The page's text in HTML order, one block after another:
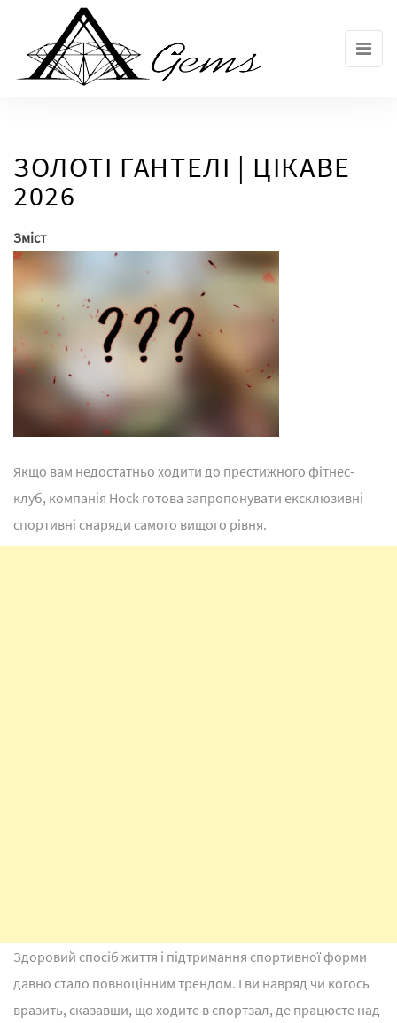
ЗОЛОТІ ГАНТЕЛІ | ЦІКАВЕ
2026
Зміст
Якщо вам недостатньо ходити до престижного фітнес-
клуб, компанія Hock готова запропонувати ексклюзивні
спортивні снаряди самого вищого рівня.
Здоровий спосіб життя і підтримання спортивної форми
давно стало повноцінним трендом. І ви навряд чи когось
вразить, сказавши, що ходите в спортзал, де працюєте над